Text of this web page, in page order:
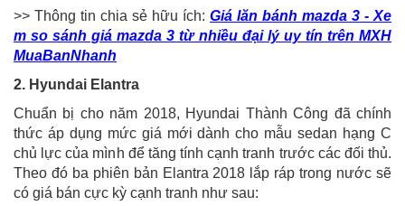
>> Thông tin chia sẻ hữu ích: Giá lăn bánh mazda 3 - Xe
m so sánh giá mazda 3 từ nhiều đại lý uy tín trên MXH
MuaBanNhanh
2. Hyundai Elantra
Chuẩn bị cho năm 2018, Hyundai Thành Công đã chính
thức áp dụng mức giá mới dành cho mẫu sedan hạng C
chủ lực của mình để tăng tính cạnh tranh trước các đối thủ.
Theo đó ba phiên bản Elantra 2018 lắp ráp trong nước sẽ
có giá bán cực kỳ cạnh tranh như sau: